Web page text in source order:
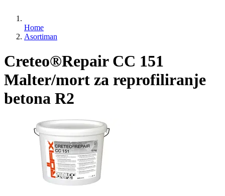
Home
Asortiman
Creteo®Repair CC 151
Malter/mort za reprofiliranje
betona R2